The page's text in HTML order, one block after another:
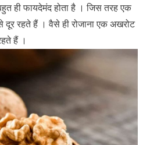
ही फायदेमंद होता है । जिस तरह एक
दूर रहते हैं । वैसे ही रोजाना एक अखरोट
हैं ।